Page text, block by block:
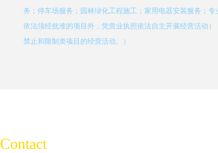
务；停车场服务；园林绿化工程施工；家用电器安装服务；
依法须经批准的项目外，凭营业执照依法自主开展经营活动
禁止和限制类项目的经营活动。）
Contact